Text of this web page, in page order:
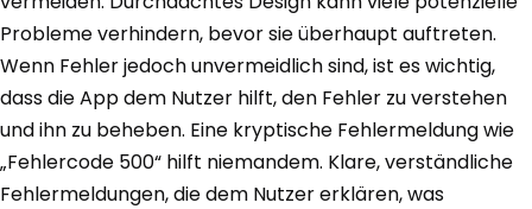
Probleme verhindern, bevor sie überhaupt auftreten.
Wenn Fehler jedoch unvermeidlich sind, ist es wichtig,
dass die App dem Nutzer hilft, den Fehler zu verstehen
und ihn zu beheben. Eine kryptische Fehlermeldung wie
„Fehlercode 500“ hilft niemandem. Klare, verständliche
Fehlermeldungen, die dem Nutzer erklären, was